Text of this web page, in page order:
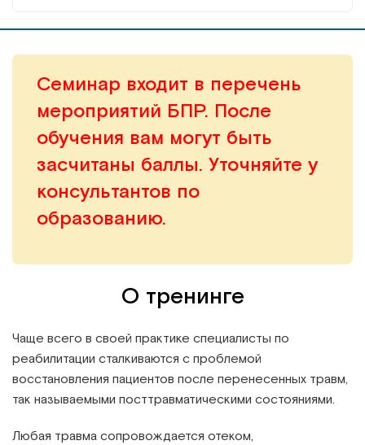
Семинар входит в перечень
мероприятий БПР. После
обучения вам могут быть
засчитаны баллы. Уточняйте у
консультантов по
образованию.
О тренинге
Чаще всего в своей практике специалисты по
реабилитации сталкиваются с проблемой
восстановления пациентов после перенесенных травм,
так называемыми посттравматическими состояниями.
Любая травма сопровождается отеком,